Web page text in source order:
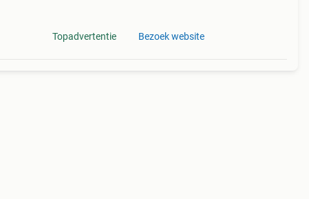
Topadvertentie Bezoek website